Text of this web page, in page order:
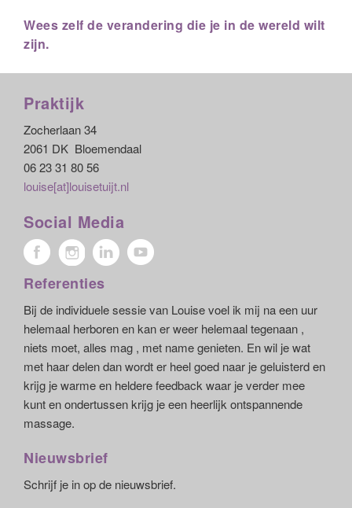
Wees zelf de verandering die je in de wereld wilt
zijn.
Praktijk
Zocherlaan 34
2061 DK Bloemendaal
06 23 31 80 56
louise[at]louisetuijt.nl
Social Media
Referenties
Bij de individuele sessie van Louise voel ik mij na een uur
helemaal herboren en kan er weer helemaal tegenaan ,
niets moet, alles mag , met name genieten. En wil je wat
met haar delen dan wordt er heel goed naar je geluisterd en
krijg je warme en heldere feedback waar je verder mee
kunt en ondertussen krijg je een heerlijk ontspannende
massage.
Nieuwsbrief
Schrijf je in op de nieuwsbrief.